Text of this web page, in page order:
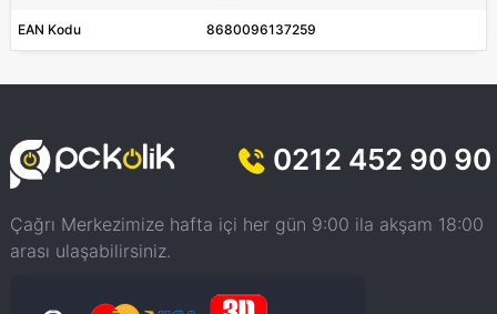
EAN Kodu 8680096137259
0212 452 90 90
Çağrı Merkezimize hafta içi her gün 9:00 ila akşam 18:00
arası ulaşabilirsiniz.